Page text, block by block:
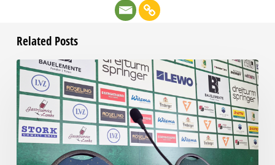
Related Posts
Pressegespräch
RSV
Eintracht
1949
–
Chemie